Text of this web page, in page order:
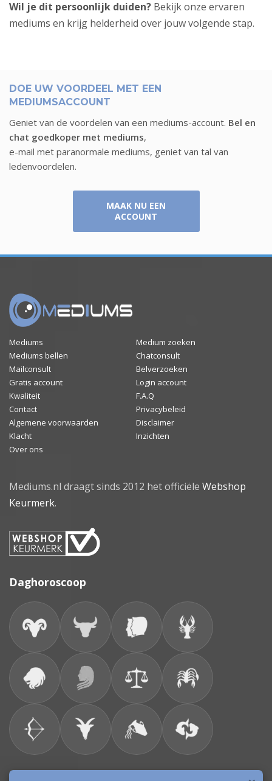
Wil je dit persoonlijk duiden? Bekijkonze ervaren
mediums en krijg helderheid over jouw volgende stap.
DOE UW VOORDEEL MET EEN
MEDIUMSACCOUNT
Geniet van de voordelen van een mediums-account. Bel en
chat goedkoper met mediums,
e-mail met paranormale mediums, geniet van tal van
ledenvoordelen.
MAAK NU EEN
ACCOUNT
Mediums
Medium zoeken
Mediums bellen
Chatconsult
Mailconsult
Belverzoeken
Gratis account
Login account
Kwaliteit
F.A.Q
Contact
Privacybeleid
Algemene voorwaarden
Disclaimer
Klacht
Inzichten
Over ons
Mediums.nl draagt sinds 2012 het officiële Webshop
Keurmerk.
Daghoroscoop